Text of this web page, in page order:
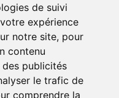
de suivi
expérience
notre site, pour
contenu
publicités
le trafic de
comprendre la
simplification de
d'autresacteurs, elle fait
financière de
personnalisée
le consommateur), elle
semble constituer un
En combinant
dans une solution